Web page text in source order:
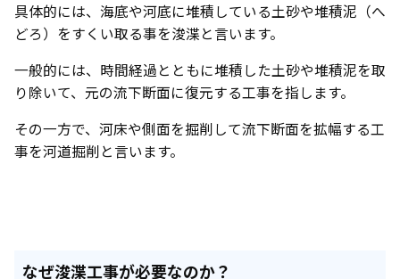
具体的には、海底や河底に堆積している土砂や堆積泥（へ
どろ）をすくい取る事を浚渫と言います。
一般的には、時間経過とともに堆積した土砂や堆積泥を取
り除いて、元の流下断面に復元する工事を指します。
その一方で、河床や側面を掘削して流下断面を拡幅する工
事を河道掘削と言います。
なぜ浚渫工事が必要なのか？